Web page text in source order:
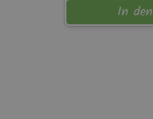
In